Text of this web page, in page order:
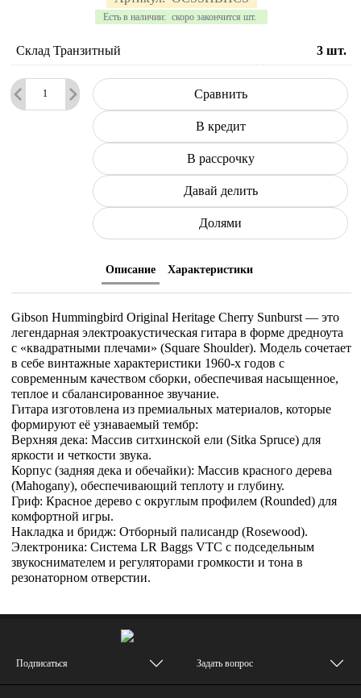
Есть в наличии: скоро закончится шт.
Склад Транзитный 3 шт.
Сравнить
В кредит
В рассрочку
Давай делить
Долями
Описание Характеристики
Gibson Hummingbird Original Heritage Cherry Sunburst — это
легендарная электроакустическая гитара в форме дредноута
с «квадратными плечами» (Square Shoulder). Модель сочетает
в себе винтажные характеристики 1960-х годов с
современным качеством сборки, обеспечивая насыщенное,
теплое и сбалансированное звучание.
Гитара изготовлена из премиальных материалов, которые
формируют её узнаваемый тембр:
Верхняя дека: Массив ситхинской ели (Sitka Spruce) для
яркости и четкости звука.
Корпус (задняя дека и обечайки): Массив красного дерева
(Mahogany), обеспечивающий теплоту и глубину.
Гриф: Красное дерево с округлым профилем (Rounded) для
комфортной игры.
Накладка и бридж: Отборный палисандр (Rosewood).
Электроника: Система LR Baggs VTC с подседельным
звукоснимателем и регуляторами громкости и тона в
резонаторном отверстии.
Подписаться Задать вопрос